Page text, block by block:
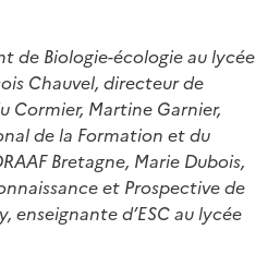
de Biologie-écologie au lycée
Chauvel, directeur de
Cormier, Martine Garnier,
de la Formation et du
Bretagne, Marie Dubois,
et Prospective de
enseignante d’ESC au lycée